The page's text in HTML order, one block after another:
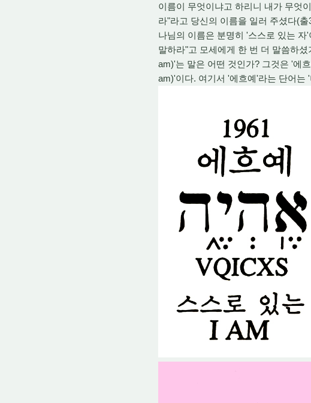
이름이 무엇이냐고 하리니 내가 무엇
라"라고 당신의 이름을 일러 주셨다(
나님의 이름은 분명히 '스스로 있는
말하라"고 모세에게 한 번 더 말씀하
am)'는 말은 어떤 것인가? 그것은 '에
am)'이다. 여기서 '에흐예'라는 단어는